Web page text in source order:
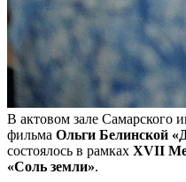
В актовом зале Самарского
фильма Ольги Белинской
состоялось в рамках XVII
«Соль земли».